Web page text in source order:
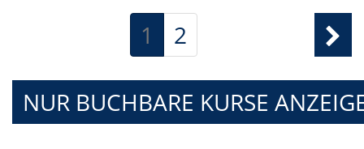
1 2
NUR BUCHBARE KURSE